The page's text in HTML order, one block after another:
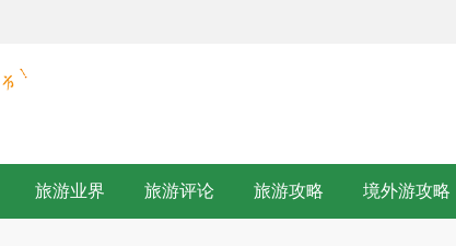
旅游业界 旅游评论 旅游攻略 境外游攻略